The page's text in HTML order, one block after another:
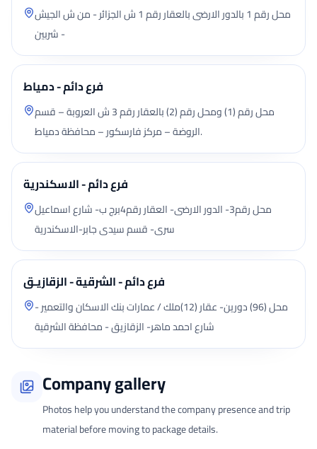
محل رقم 1 بالدور الارضى بالعقار رقم 1 ش الجزائر - من ش الجيش
- شربين
فرع دائم - دمياط
محل رقم (1) ومحل رقم (2) بالعقار رقم 3 ش العروبة – قسم
الروضة – مركز فارسكور – محافظة دمياط.
فرع دائم - الاسكندرية
محل رقم3- الدور الارضى- العقار رقم4برج ب- شارع اسماعيل
سرى- قسم سيدى جابر-الاسكندرية
فرع دائم - الشرقية - الزقازيـق
محل (96) دورين- عقار (12)ملك / عمارات بنك الاسكان والتعمير -
شارع احمد ماهر- الزقازيق - محافظة الشرقية
Company gallery
Photos help you understand the company presence and trip
material before moving to package details.